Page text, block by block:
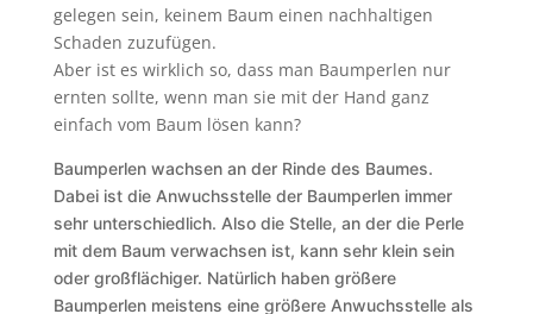
gelegen sein, keinem Baum einen nachhaltigen
Schaden zuzufügen.
Aber ist es wirklich so, dass man Baumperlen nur
ernten sollte, wenn man sie mit der Hand ganz
einfach vom Baum lösen kann?
Baumperlen wachsen an der Rinde des Baumes.
Dabei ist die Anwuchsstelle der Baumperlen immer
sehr unterschiedlich. Also die Stelle, an der die Perle
mit dem Baum verwachsen ist, kann sehr klein sein
oder großflächiger. Natürlich haben größere
Baumperlen meistens eine größere Anwuchsstelle als